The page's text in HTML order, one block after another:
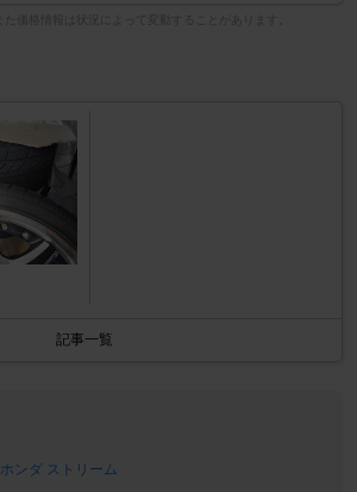
記事一覧
ホンダ ストリーム